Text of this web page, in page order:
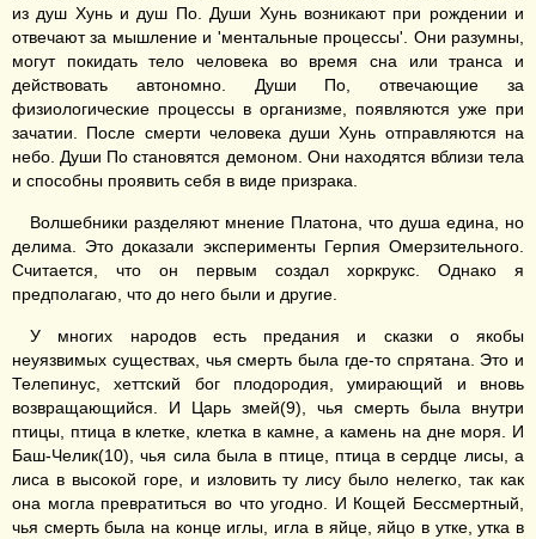
из душ Хунь и душ По. Души Хунь возникают при рождении и
отвечают за мышление и 'ментальные процессы'. Они разумны,
могут покидать тело человека во время сна или транса и
действовать автономно. Души По, отвечающие за
физиологические процессы в организме, появляются уже при
зачатии. После смерти человека души Хунь отправляются на
небо. Души По становятся демоном. Они находятся вблизи тела
и способны проявить себя в виде призрака.
Волшебники разделяют мнение Платона, что душа едина, но
делима. Это доказали эксперименты Герпия Омерзительного.
Считается, что он первым создал хоркрукс. Однако я
предполагаю, что до него были и другие.
У многих народов есть предания и сказки о якобы
неуязвимых существах, чья смерть была где-то спрятана. Это и
Телепинус, хеттский бог плодородия, умирающий и вновь
возвращающийся. И Царь змей(9), чья смерть была внутри
птицы, птица в клетке, клетка в камне, а камень на дне моря. И
Баш-Челик(10), чья сила была в птице, птица в сердце лисы, а
лиса в высокой горе, и изловить ту лису было нелегко, так как
она могла превратиться во что угодно. И Кощей Бессмертный,
чья смерть была на конце иглы, игла в яйце, яйцо в утке, утка в